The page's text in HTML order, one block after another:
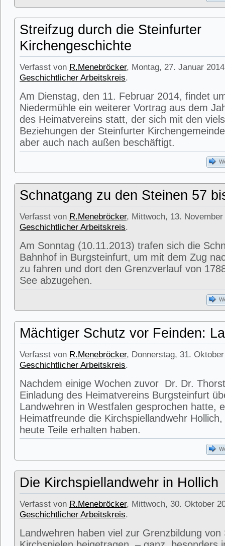
Streifzug durch die Steinfurter
Kirchengeschichte
Verfasst von R.Menebröcker, Montag, 27. Januar
Geschichtlicher Arbeitskreis.
Am Dienstag, den 11. Februar 2014, findet
Niedermühle ein weiterer Vortrag aus dem
des Heimatvereins statt, der sich mit den
Beziehungen der Steinfurter
aber auch nach außen beschäftigt.
Schnatgang zu den Steinen 57
Verfasst von R.Menebröcker, Mittwoch, 13.
Geschichtlicher Arbeitskreis.
Am Sonntag (10.11.2013) trafen sich die
Bahnhof in Burgsteinfurt, um mit dem Zug
zu fahren und dort den Grenzverlauf von
See abzugehen.
Mächtiger Schutz vor Feinden:
Verfasst von R.Menebröcker, Donnerstag, 31.
Geschichtlicher Arbeitskreis.
Nachdem einige Wochen zuvor Dr. Dr.
Einladung des Heimatvereins Burgsteinfurt
Landwehren in Westfalen gesprochen hatte,
Heimatfreunde die Kirchspiellandwehr
heute Teile erhalten haben.
Die Kirchspiellandwehr in Hollich
Verfasst von R.Menebröcker, Mittwoch, 30. Oktober
Geschichtlicher Arbeitskreis.
Landwehren haben viel zur Grenzbildung von